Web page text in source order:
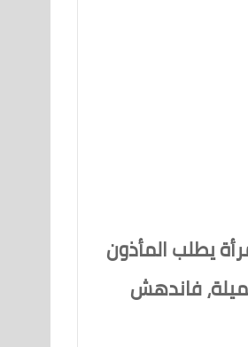
يطلب المأذون
فاندهش